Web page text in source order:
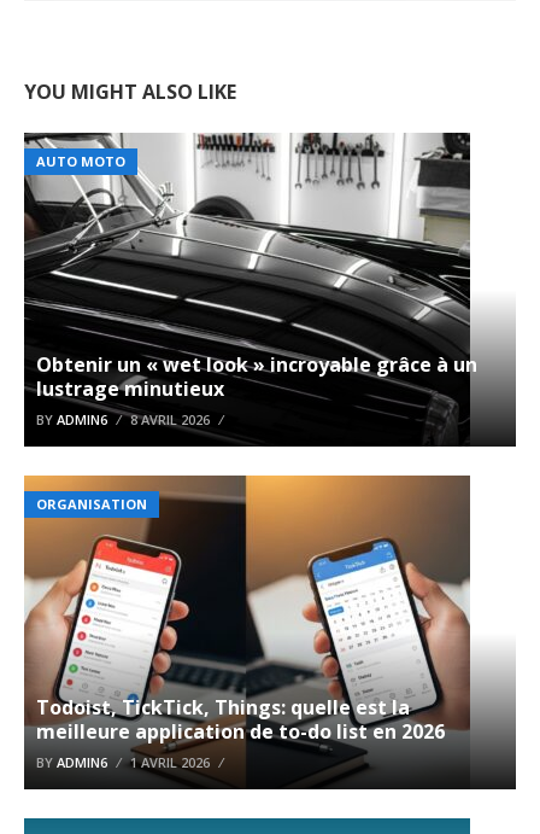
YOU MIGHT ALSO LIKE
AUTO MOTO
Obtenir un « wet look » incroyable grâce à un
lustrage minutieux
BY ADMIN6 8 AVRIL 2026
ORGANISATION
Todoist, TickTick, Things: quelle est la
meilleure application de to-do list en 2026
BY ADMIN6 1 AVRIL 2026